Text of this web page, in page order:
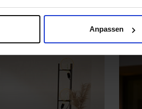
Anpassen